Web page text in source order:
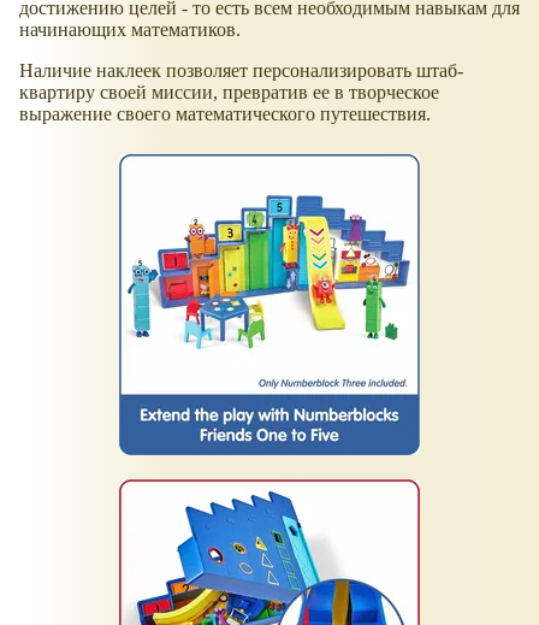
достижению целей - то есть всем необходимым навыкам для
начинающих математиков.
Наличие наклеек позволяет персонализировать штаб-
квартиру своей миссии, превратив ее в творческое
выражение своего математического путешествия.